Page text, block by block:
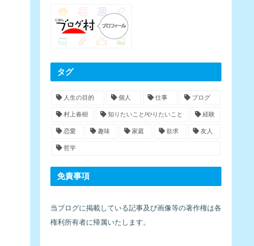
タグ
人生の目的 個人 仕事 ブログ
村上春樹 知りたいこと/やりたいこと 経験
恋愛 趣味 家庭 欲求 友人
哲学
免責事項
当ブログに掲載している記事及び画像等の著作権は各
権利所有者に帰属いたします。